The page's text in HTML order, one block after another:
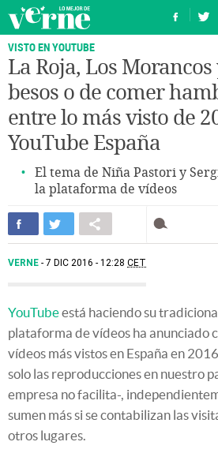
VISTO EN YOUTUBE
La Roja, Los
besos o de comer
entre lo más visto de
YouTube España
El tema de Niña Pastori y
la plataforma de vídeos
VERNE 7 DIC 2016 - 12:28 CET
YouTubeestá haciendo su
plataforma de vídeos ha anunciado
vídeos más vistos en España en
solo las reproducciones en nuestro
empresa no facilita-,
sumen más si se contabilizan las
otros lugares.